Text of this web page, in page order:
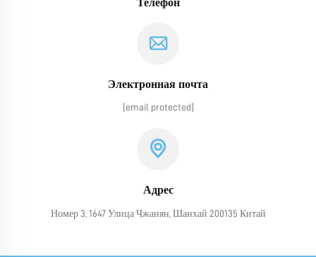
Телефон
Электронная почта
[email protected]
Адрес
Номер 3, 1647 Улица Чжанян, Шанхай 200135 Китай